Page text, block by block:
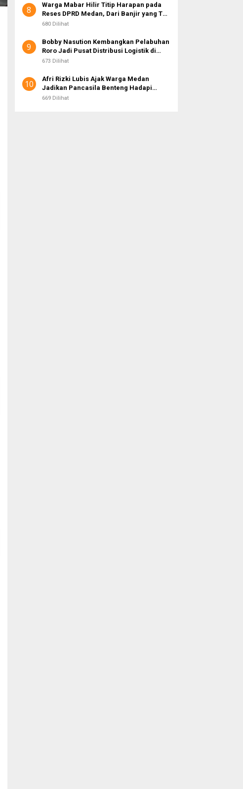
8
Warga Mabar Hilir Titip Harapan pada
Reses DPRD Medan, Dari Banjir yang Tak
Kunjung Surut hingga Layanan IKD
680 Dilihat
9
Bobby Nasution Kembangkan Pelabuhan
Roro Jadi Pusat Distribusi Logistik di
Kepulauan Nias
673 Dilihat
10
Afri Rizki Lubis Ajak Warga Medan
Jadikan Pancasila Benteng Hadapi
Hoaks dan Perpecahan di Era Digital
669 Dilihat